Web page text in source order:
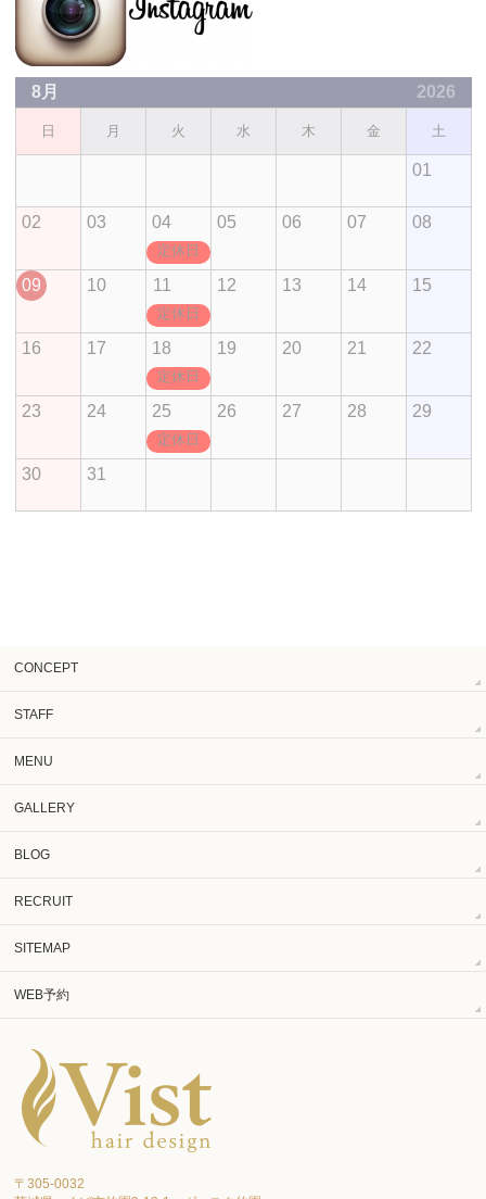
8月 2026
日 月 火 水 木 金 土
01
02 03 04
定休日
05 06 07 08
09 10 11
定休日
12 13 14 15
16 17 18
定休日
19 20 21 22
23 24 25
定休日
26 27 28 29
30 31
CONCEPT
STAFF
MENU
GALLERY
BLOG
RECRUIT
SITEMAP
WEB予約
〒305-0032